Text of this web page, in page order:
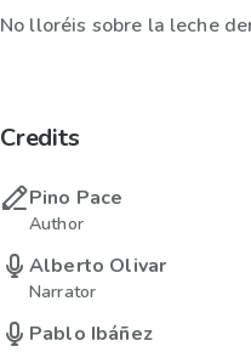
No lloréis sobre la leche
Credits
Pino Pace
Author
Alberto Olivar
Narrator
Pablo Ibáñez